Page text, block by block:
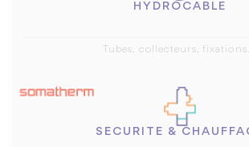
HYDROCABLE
Tubes, collecteurs,
SECURITE &